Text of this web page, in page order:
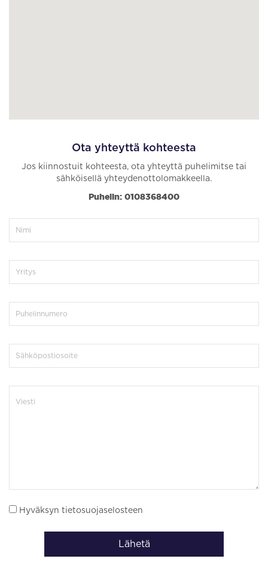
Ota yhteyttä kohteesta
Jos kiinnostuit kohteesta, ota yhteyttä puhelimitse tai
sähköisellä yhteydenottolomakkeella.
Puhelin: 0108368400
Hyväksyn tietosuojaselosteen
Lähetä